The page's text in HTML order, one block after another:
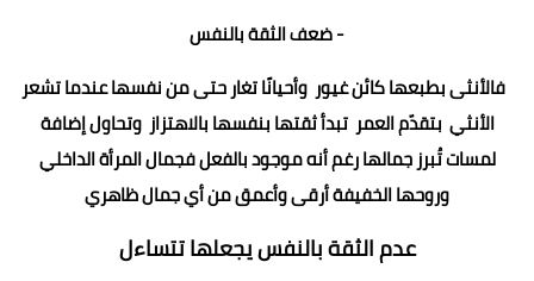
- ضعف الثقة بالنفس
فالأنثى بطبعها كائن غيور وأحيانًا تغار حتى من نفسهاعندما تشعر
الأنثي بتقدّم العمر تبدأ ثقتها بنفسها بالاهتزاز وتحاول إضافة
لمسات تُبرز جمالها رغم أنه موجود بالفعلفجمال المرأة الداخلي
وروحها الخفيفة أرقى وأعمق من أي جمال ظاهري
عدم الثقة بالنفس يجعلها تتساءل